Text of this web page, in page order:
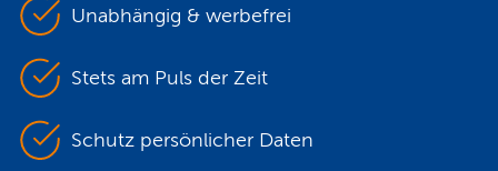
Unabhängig & werbefrei
Stets am Puls der Zeit
Schutz persönlicher Daten